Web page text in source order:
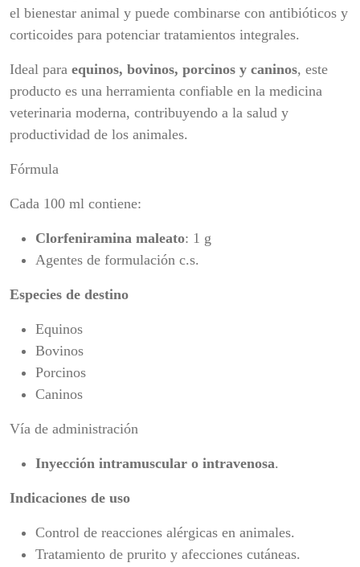
el bienestar animal y puede combinarse con antibióticos y
corticoides para potenciar tratamientos integrales.
Ideal para equinos, bovinos, porcinos y caninos, este
producto es una herramienta confiable en la medicina
veterinaria moderna, contribuyendo a la salud y
productividad de los animales.
Fórmula
Cada 100 ml contiene:
Clorfeniramina maleato: 1 g
Agentes de formulación c.s.
Especies de destino
Equinos
Bovinos
Porcinos
Caninos
Vía de administración
Inyección intramuscular o intravenosa.
Indicaciones de uso
Control de reacciones alérgicas en animales.
Tratamiento de prurito y afecciones cutáneas.